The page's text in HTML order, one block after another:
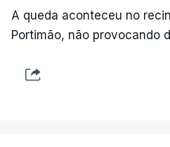
A queda aconteceu no
Portimão, não provocando